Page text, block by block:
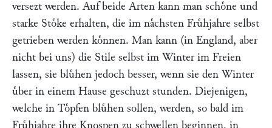
versezt werden. Auf beide Arten kann man schoͤne und
starke Stoͤke erhalten, die im naͤchsten Fruͤhjahre selbst
getrieben werden koͤnnen. Man kann (in England, aber
nicht bei uns) die Stile selbst im Winter im Freien
lassen, sie bluͤhen jedoch besser, wenn sie den Winter
uͤber in einem Hause geschuzt stunden. Diejenigen,
welche in Toͤpfen bluͤhen sollen, werden, so bald im
Fruͤhjahre ihre Knospen zu schwellen beginnen, in